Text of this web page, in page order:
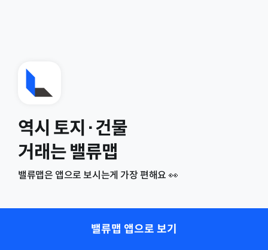
역시 토지·건물
거래는 밸류맵
밸류맵은 앱으로 보시는게 가장 편해요 👀
밸류맵 앱으로 보기